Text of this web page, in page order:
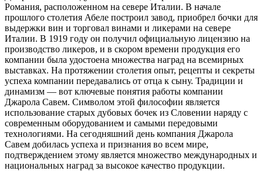
Романия, расположенном на севере Италии. В начале
прошлого столетия Абеле построил завод, приобрел бочки для
выдержки вин и торговал винами и ликерами на севере
Италии. В 1919 году он получил официальную лицензию на
производство ликеров, и в скором времени продукция его
компании была удостоена множества наград на всемирных
выставках. На протяжении столетия опыт, рецепты и секреты
успеха компании передавались от отца к сыну. Традиции и
динамизм — вот ключевые понятия работы компании
Джарола Савем. Символом этой философии является
использование старых дубовых бочек из Словении наряду с
современным оборудованием и самыми передовыми
технологиями. На сегодняшний день компания Джарола
Савем добилась успеха и признания во всем мире,
подтверждением этому является множество международных и
национальных наград за высокое качество продукции.